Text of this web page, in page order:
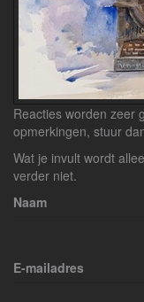
Reacties worden zeer
opmerkingen, stuur
Wat je invult wordt
verder niet.
Naam
E-mailadres